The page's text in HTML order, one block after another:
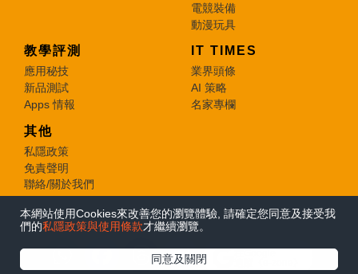
本網站使用Cookies來改善您的瀏覽體驗, 請確定您同意及接受我
們的私隱政策與使用條款才繼續瀏覽。
同意及關閉
電競裝備
動漫玩具
教學評測
應用秘技
新品測試
Apps 情報
IT TIMES
業界頭條
AI 策略
名家專欄
其他
私隱政策
免責聲明
聯絡/關於我們
© 2026 e-zone. All Rights Reserved.